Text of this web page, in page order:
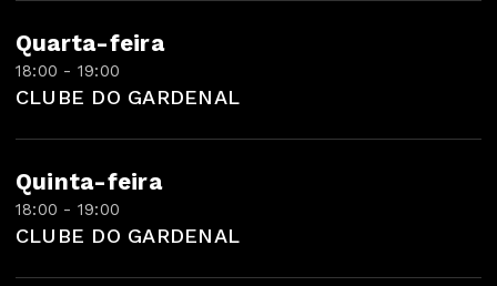
Quarta-feira
18:00 - 19:00
CLUBE DO GARDENAL
Quinta-feira
18:00 - 19:00
CLUBE DO GARDENAL